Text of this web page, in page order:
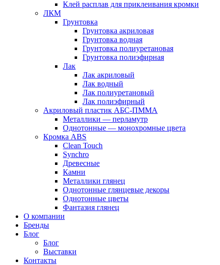
Клей расплав для приклеивания кромки
ЛКМ
Грунтовка
Грунтовка акриловая
Грунтовка водная
Грунтовка полиуретановая
Грунтовка полиэфирная
Лак
Лак акриловый
Лак водный
Лак полиуретановый
Лак полиэфирный
Акриловый пластик АБС-ПММА
Металлики — перламутр
Однотонные — монохромные цвета
Кромка ABS
Clean Touch
Synchro
Древесные
Камни
Металлики глянец
Однотонные глянцевые декоры
Однотонные цветы
Фантазия глянец
О компании
Бренды
Блог
Блог
Выставки
Контакты